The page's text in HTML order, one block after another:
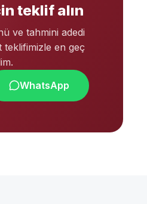
teklif alın
ve tahmini adedi
teklifimizle en geç
WhatsApp